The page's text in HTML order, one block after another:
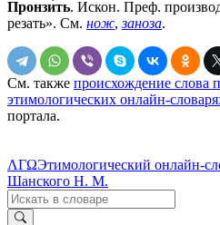
Пронзи́ть. Искон. Преф.
резать». См. нож,заноза.
См. также происхождение слова
этимологических онлайн-
портала.
ΛΓΩЭтимологический онлайн-
Шанского Н. М.